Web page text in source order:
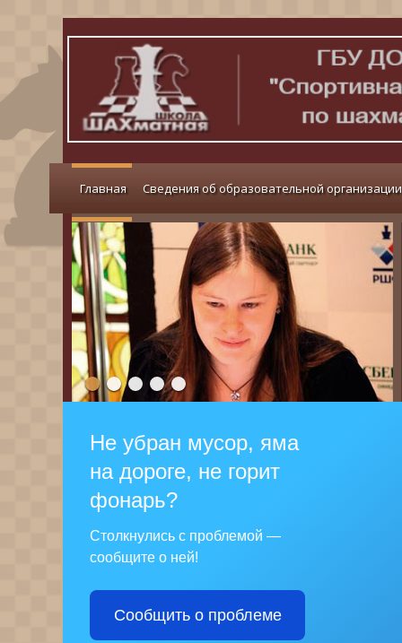
Главная Сведения об образовательной организации
Не убран мусор, яма
на дороге, не горит
фонарь?
Столкнулись с проблемой —
сообщите о ней!
Сообщить о проблеме